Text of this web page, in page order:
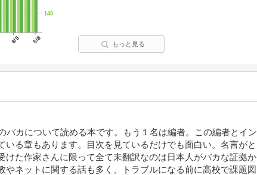
8/5 8/8
140
もっと見る
バカについて読める本です。もう１名は編者。この編者とイン
いる章もあります。目次を見ているだけでも面白い。名言がと
けた作家さんに限って全て未翻訳なのは日本人がバカな証拠か
やネットに関する話も多く、トラブルになる前に高校で課題図